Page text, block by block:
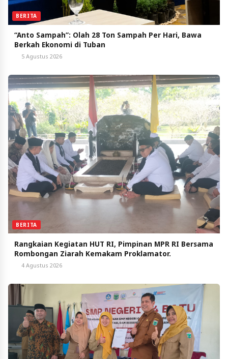
BERITA
“Anto Sampah”: Olah 28 Ton Sampah Per Hari, Bawa
Berkah Ekonomi di Tuban
5 Agustus 2026
BERITA
Rangkaian Kegiatan HUT RI, Pimpinan MPR RI Bersama
Rombongan Ziarah Kemakam Proklamator.
4 Agustus 2026